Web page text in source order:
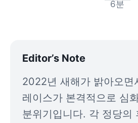
6분
Editor’s Note
2022년 새해가 밝아오면
레이스가 본격적으로 심
분위기입니다. 각 정당의